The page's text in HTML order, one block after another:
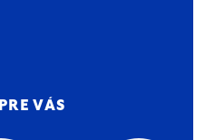
VÁS